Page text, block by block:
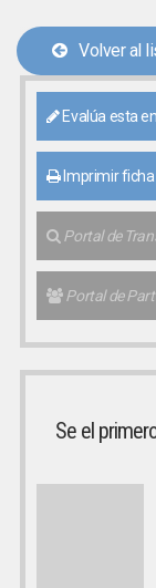
Volver al
Evalúa esta
Imprimir ficha
Portal de
Portal de
Se el